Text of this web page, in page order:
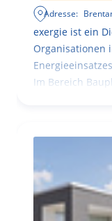
Adresse:
exergie ist ein
Organisationen
Im Bereich